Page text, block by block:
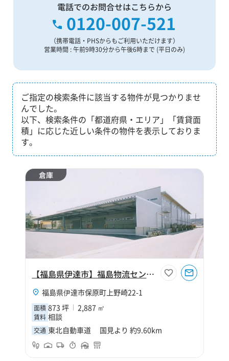
電話でのお問合せはこちらから
0120-007-521
（携帯電話・PHSからもご利用いただけます）
営業時間 : 午前9時30分から午後6時まで (平日のみ)
ご指定の検索条件に該当する物件が見つかりませ
んでした。
以下、検索条件の「都道府県・エリア」「賃貸面
積」に応じた近しい条件の物件を表示しておりま
す。
倉庫
【福島県伊達市】福島物流センターC棟
福島県伊達市保原町上野崎22-1
面積 873 坪 2,887 ㎡
賃料 相談
交通 東北自動車道 国見より 約9.60km